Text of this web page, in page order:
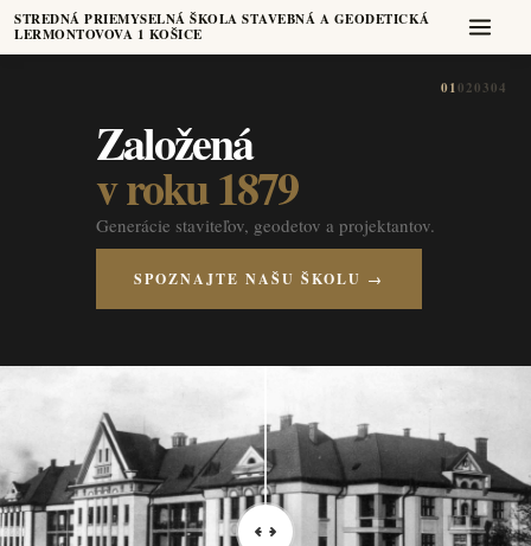
STREDNÁ PRIEMYSELNÁ ŠKOLA STAVEBNÁ A GEODETICKÁ
LERMONTOVOVA 1 KOŠICE
01020304
Založená
v roku 1879
Generácie staviteľov, geodetov a projektantov.
SPOZNAJTE NAŠU ŠKOLU →